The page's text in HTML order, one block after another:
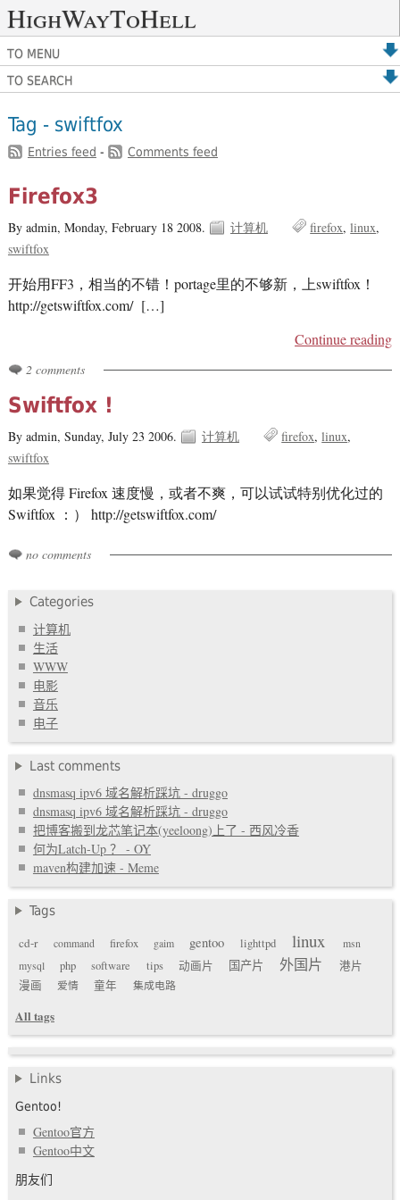
HighWayToHell
TO MENU
TO SEARCH
Tag - swiftfox
Entries feed - Comments feed
Firefox3
By admin, Monday, February 18 2008. 计算机 firefox linux
swiftfox
开始用FF3，相当的不错！portage里的不够新，上swiftfox！
http://getswiftfox.com/ […]
Continue reading
2 comments
Swiftfox !
By admin, Sunday, July 23 2006. 计算机 firefox linux
swiftfox
如果觉得 Firefox 速度慢，或者不爽，可以试试特别优化过的
Swiftfox ：） http://getswiftfox.com/
no comments
Categories
计算机
生活
WWW
电影
音乐
电子
Last comments
dnsmasq ipv6 域名解析踩坑 - druggo
dnsmasq ipv6 域名解析踩坑 - druggo
把博客搬到龙芯笔记本(yeeloong)上了 - 西风冷香
何为Latch-Up ？ - OY
maven构建加速 - Meme
Tags
cd-r
command firefox gaim gentoo lighttpd linux
msn
mysql
php software tips 动画片 国产片 外国片
港片
漫画
爱情 童年 集成电路
All tags
Links
Gentoo!
Gentoo官方
Gentoo中文
朋友们